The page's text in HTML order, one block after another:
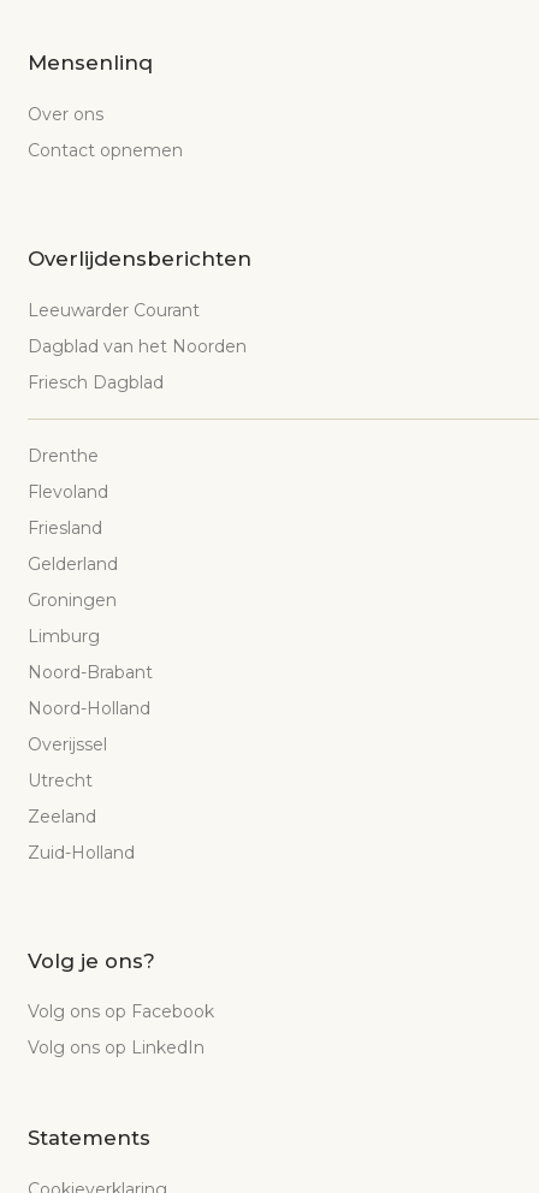
Mensenlinq
Over ons
Contact opnemen
Overlijdensberichten
Leeuwarder Courant
Dagblad van het Noorden
Friesch Dagblad
Drenthe
Flevoland
Friesland
Gelderland
Groningen
Limburg
Noord-Brabant
Noord-Holland
Overijssel
Utrecht
Zeeland
Zuid-Holland
Volg je ons?
Volg ons op Facebook
Volg ons op LinkedIn
Statements